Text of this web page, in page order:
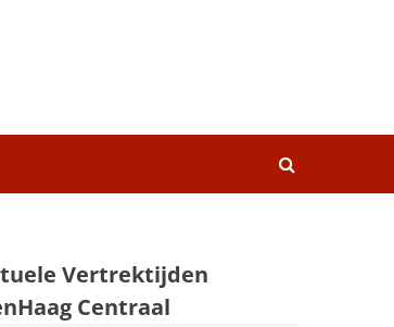
Vertrektijden
Centraal